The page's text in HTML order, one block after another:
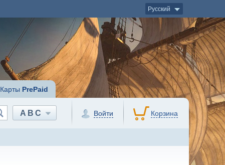
Русский
Карты PrePaid
ABC Войти Корзина